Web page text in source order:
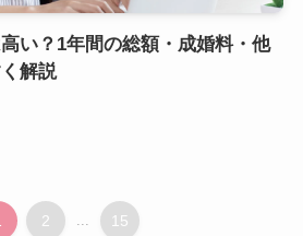
い？1年間の総額・成婚料・他
解説
2 ... 15